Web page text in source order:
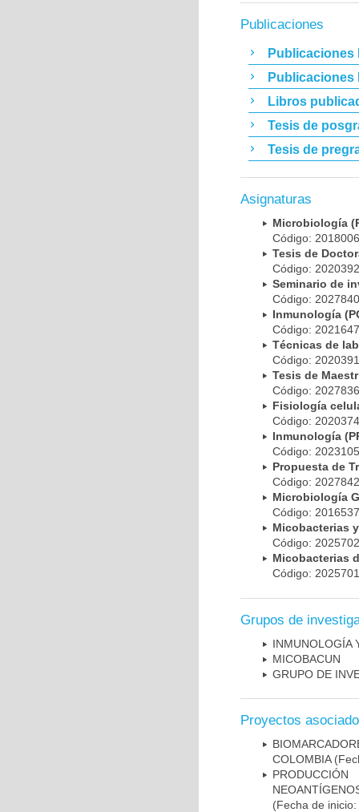
Publicaciones
Publicaciones
Publicaciones
Libros
Tesis de
Tesis de
Asignaturas
Microbiología
Código:
Tesis de
Código:
Seminario de
Código:
Inmunología
Código:
Técnicas de
Código:
Tesis de
Código:
Fisiología
Código:
Inmunología
Código:
Propuesta de
Código:
Microbiología
Código:
Micobacterias
Código:
Micobacterias
Código:
Grupos de
INMUNOLOGÍA
MICOBAC­UN
GRUPO DE
Proyectos
COLOMBIA
(Fecha de